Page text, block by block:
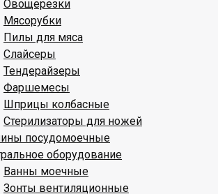
Овощерезки
Мясорубки
Пилы для мяса
Слайсеры
Тендерайзеры
Фаршемесы
Шприцы колбасные
Стерилизаторы для ножей
посудомоечные
оборудование
Ванны моечные
Зонты вентиляционные